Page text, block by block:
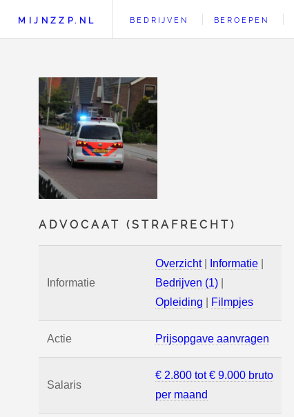
ADVOCAAT (STRAFRECHT)
Informatie
Overzicht| Informatie
Bedrijven (1)
Opleiding
Filmpjes
Actie Prijsopgave aanvragen
Salaris
€ 2.800 tot € 9.000 bruto
per maand
MIJNZZP.NL BEDRIJVEN BEROEPEN